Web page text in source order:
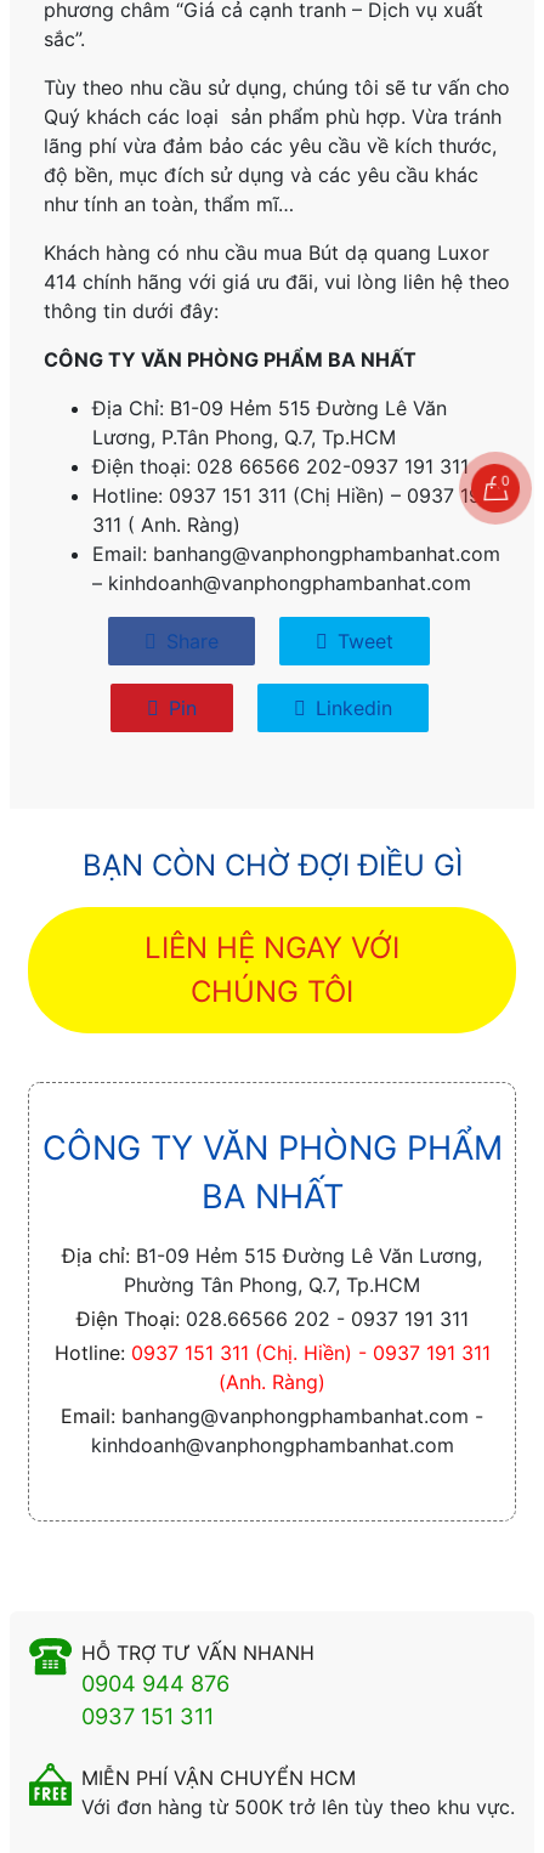
phương châm “Giá cả cạnh tranh – Dịch vụ xuất
sắc”.
Tùy theo nhu cầu sử dụng, chúng tôi sẽ tư vấn cho
Quý khách các loại sản phẩm phù hợp. Vừa tránh
lãng phí vừa đảm bảo các yêu cầu về kích thước,
độ bền, mục đích sử dụng và các yêu cầu khác
như tính an toàn, thẩm mĩ…
Khách hàng có nhu cầu mua Bút dạ quang Luxor
414chính hãng với giá ưu đãi, vui lòng liên hệ theo
thông tin dưới đây:
CÔNG TY VĂN PHÒNG PHẨM BA NHẤT
Địa Chỉ: B1-09 Hẻm 515 Đường Lê Văn
Lương, P.Tân Phong, Q.7, Tp.HCM
Điện thoại: 028 66566 202-0937 191 311
Hotline: 0937 151 311 (Chị Hiền) – 0937 191
311 ( Anh. Ràng)
Email: banhang@vanphongphambanhat.com
– kinhdoanh@vanphongphambanhat.com
Share Tweet
Pin Linkedin
BẠN CÒN CHỜ ĐỢI ĐIỀU GÌ
LIÊN HỆ NGAY VỚI
CHÚNG TÔI
CÔNG TY VĂN PHÒNG PHẨM
BA NHẤT
Địa chỉ: B1-09 Hẻm 515 Đường Lê Văn Lương,
Phường Tân Phong, Q.7, Tp.HCM
Điện Thoại: 028.66566 202 - 0937 191 311
Hotline: 0937 151 311 (Chị. Hiền) - 0937 191 311
(Anh. Ràng)
Email: banhang@vanphongphambanhat.com -
kinhdoanh@vanphongphambanhat.com
HỖ TRỢ TƯ VẤN NHANH
0904 944 876
0937 151 311
MIỄN PHÍ VẬN CHUYỂN HCM
Với đơn hàng từ 500K trở lên tùy theo khu vực.
0